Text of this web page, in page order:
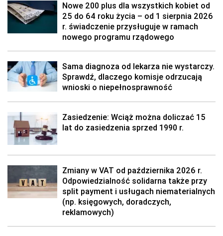
Nowe 200 plus dla wszystkich kobiet od
25 do 64 roku życia – od 1 sierpnia 2026
r. świadczenie przysługuje w ramach
nowego programu rządowego
Sama diagnoza od lekarza nie wystarczy.
Sprawdź, dlaczego komisje odrzucają
wnioski o niepełnosprawność
Zasiedzenie: Wciąż można doliczać 15
lat do zasiedzenia sprzed 1990 r.
Zmiany w VAT od października 2026 r.
Odpowiedzialność solidarna także przy
split payment i usługach niematerialnych
(np. księgowych, doradczych,
reklamowych)